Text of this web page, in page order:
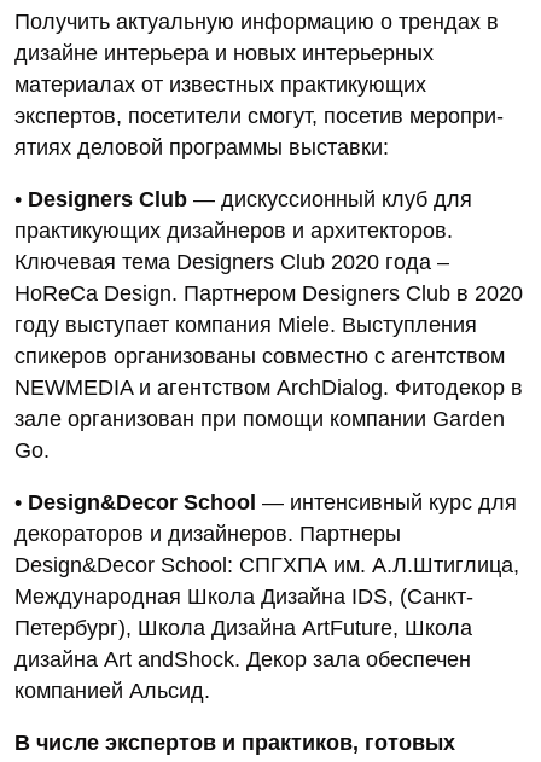
Получить актуальную информацию о трендах в
дизайне интерьера и новых интерьерных
материалах от известных практикующих
экспертов, посетители смогут, посетив меропри­
ятиях деловой программы выставки:
• Designers Club — дискуссионный клуб для
практикующих дизайнеров и архитекторов.
Ключевая тема Designers Club 2020 года –
HoReCa Design. Партнером Designers Club в 2020
году выступает компания Miele. Выступления
спикеров организованы совместно с агентством
NEWMEDIA и агентством ArchDialog. Фитодекор в
зале организован при помощи компании Garden
Go.
• Design&Decor School — интенсивный курс для
декораторов и дизайнеров. Партнеры
Design&Decor School: СПГХПА им. А.Л.Штиглица,
Международная Школа Дизайна IDS, (Санкт-
Петербург), Школа Дизайна ArtFuture, Школа
дизайна Art andShock. Декор зала обеспечен
компанией Альсид.
В числе экспертов и практиков, готовых